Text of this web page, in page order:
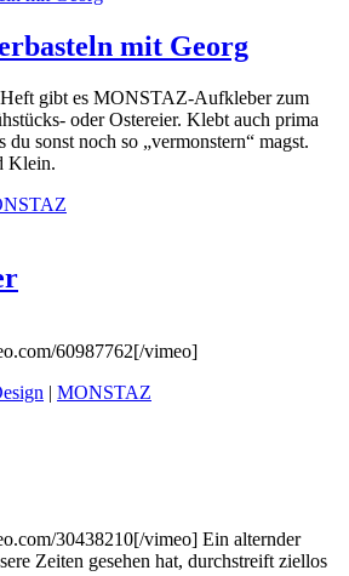
mit Georg
gibt es MONSTAZ-Aufkleber zum
oder Ostereier. Klebt auch prima
sonst noch so „vermonstern“ magst.
Klein.
60987762[/vimeo]
| MONSTAZ
30438210[/vimeo] Ein alternder
Zeiten gesehen hat, durchstreift ziellos